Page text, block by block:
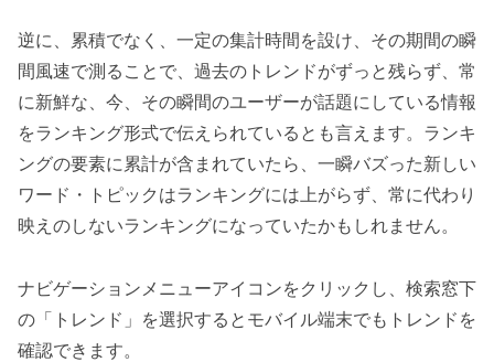
逆に、累積でなく、一定の集計時間を設け、その期間の瞬
間風速で測ることで、過去のトレンドがずっと残らず、常
に新鮮な、今、その瞬間のユーザーが話題にしている情報
をランキング形式で伝えられているとも言えます。ランキ
ングの要素に累計が含まれていたら、一瞬バズった新しい
ワード・トピックはランキングには上がらず、常に代わり
映えのしないランキングになっていたかもしれません。
ナビゲーションメニューアイコンをクリックし、検索窓下
の「トレンド」を選択するとモバイル端末でもトレンドを
確認できます。